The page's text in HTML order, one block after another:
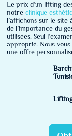
Le prix d’un lifting
notreclinique
l’affichons sur le
de l’importance du
utilisées. Seul
approprié. Nous
une offre